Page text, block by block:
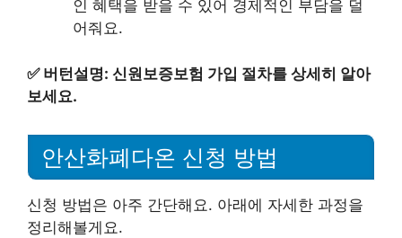
인 혜택을 받을 수 있어 경제적인 부담을 덜
어줘요.
✅ 버턴설명: 신원보증보험 가입 절차를 상세히 알아
보세요.
안산화폐다온 신청 방법
신청 방법은 아주 간단해요. 아래에 자세한 과정을
정리해볼게요.